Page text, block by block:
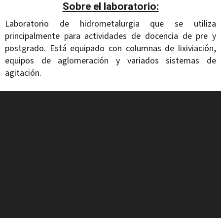
Sobre el laboratorio:
Laboratorio de hidrometalurgia que se utiliza
principalmente para actividades de docencia de pre y
postgrado. Está equipado con columnas de lixiviación,
equipos de aglomeración y variados sistemas de
agitación.